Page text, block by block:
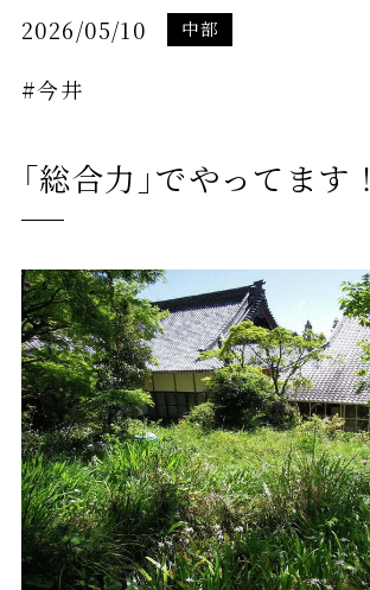
2026/05/10 中部
#今井
「総合力」でやってます！